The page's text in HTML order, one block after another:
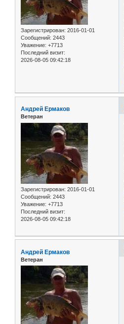
Зарегистрирован: 2016-01-01
Сообщений: 2443
Уважение: +7713
Последний визит:
2026-08-05 09:42:18
Андрей Ермаков
Ветеран
Зарегистрирован: 2016-01-01
Сообщений: 2443
Уважение: +7713
Последний визит:
2026-08-05 09:42:18
Андрей Ермаков
Ветеран